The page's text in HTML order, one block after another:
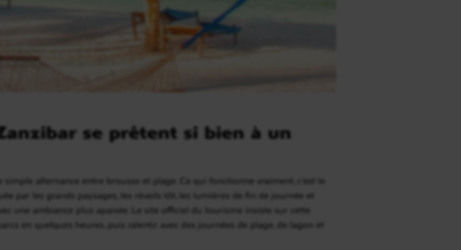
se prêtent si bien à un
simple alternance entre brousse et plage. Ce qui fonctionne vraiment, c’est le
par les grands paysages, les réveils tôt, les lumières de fin de journée et
une ambiance plus apaisée. Le site officiel du tourisme insiste sur cette
en quelques heures, puis ralentir avec des journées de plage, de lagon et